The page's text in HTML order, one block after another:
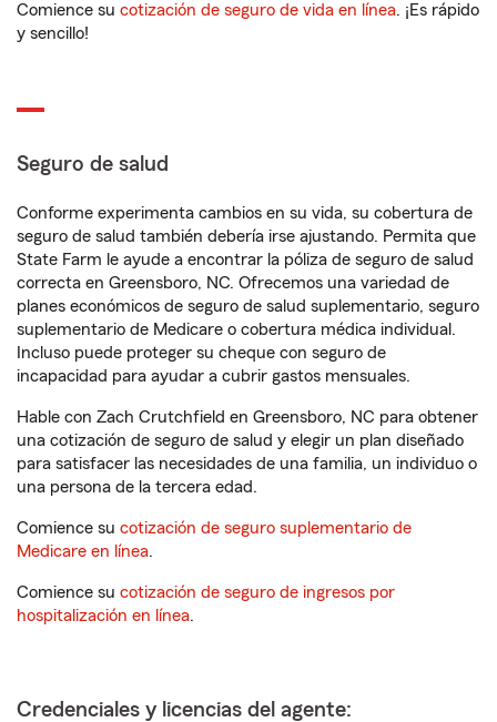
Comience su cotización de seguro de vida en línea. ¡Es rápido
y sencillo!
Seguro de salud
Conforme experimenta cambios en su vida, su cobertura de
seguro de salud también debería irse ajustando. Permita que
State Farm le ayude a encontrar la póliza de seguro de salud
correcta en Greensboro, NC. Ofrecemos una variedad de
planes económicos de seguro de salud suplementario, seguro
suplementario de Medicare o cobertura médica individual.
Incluso puede proteger su cheque con seguro de
incapacidad para ayudar a cubrir gastos mensuales.
Hable con Zach Crutchfield en Greensboro, NC para obtener
una cotización de seguro de salud y elegir un plan diseñado
para satisfacer las necesidades de una familia, un individuo o
una persona de la tercera edad.
Comience su cotización de seguro suplementario de
Medicare en línea.
Comience su cotización de seguro de ingresos por
hospitalización en línea.
Credenciales y licencias del agente: